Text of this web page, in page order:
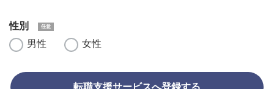
性別
男性
女性
転職支援サービスへ登録する